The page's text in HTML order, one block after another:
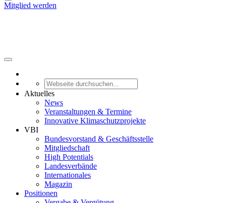
Mitglied werden
Aktuelles
News
Veranstaltungen & Termine
Innovative Klimaschutzprojekte
VBI
Bundesvorstand & Geschäftsstelle
Mitgliedschaft
High Potentials
Landesverbände
Internationales
Magazin
Positionen